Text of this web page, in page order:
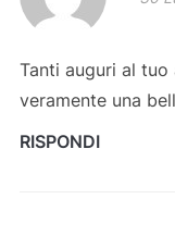
Tanti auguri al tuo
veramente una
RISPONDI